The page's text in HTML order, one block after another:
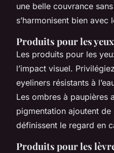
une belle couvrance
s’harmonisent bien avec
Produits pour les yeux
Les produits pour les
l’impact visuel.
eyeliners résistants à
Les ombres à paupières
pigmentation ajoutent
définissent le regard en
Produits pour les